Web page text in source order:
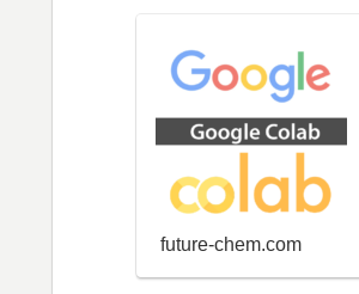
future-chem.com